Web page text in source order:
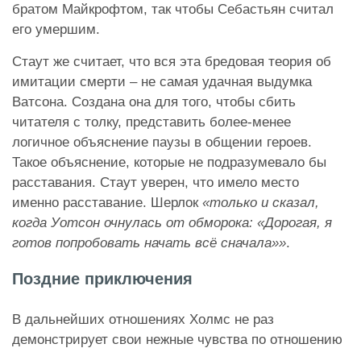
братом Майкрофтом, так чтобы Себастьян считал
его умершим.
Стаут же считает, что вся эта бредовая теория об
имитации смерти – не самая удачная выдумка
Ватсона. Создана она для того, чтобы сбить
читателя с толку, представить более-менее
логичное объяснение паузы в общении героев.
Такое объяснение, которые не подразумевало бы
расставания. Стаут уверен, что имело место
именно расставание. Шерлок «только и сказал,
когда Уотсон очнулась от обморока: «Дорогая, я
готов попробовать начать всё сначала»».
Поздние приключения
В дальнейших отношениях Холмс не раз
демонстрирует свои нежные чувства по отношению